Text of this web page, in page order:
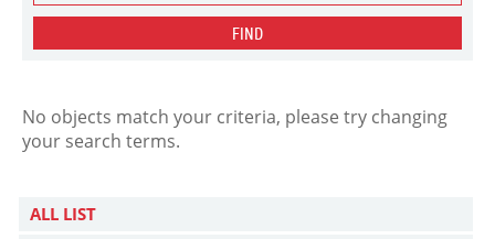
FIND
No objects match your criteria, please try changing
your search terms.
ALL LIST